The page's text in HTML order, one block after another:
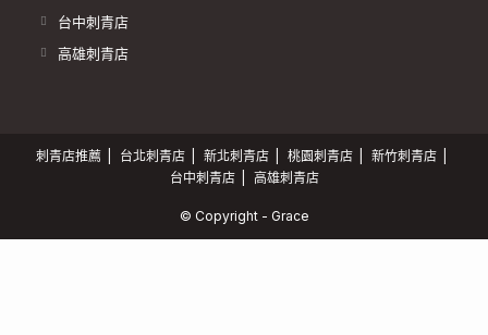
台中刺青店
高雄刺青店
刺青店推薦 台北刺青店 新北刺青店 桃園刺青店
新竹刺青店
台中刺青店
高雄刺青店
© Copyright - Grace